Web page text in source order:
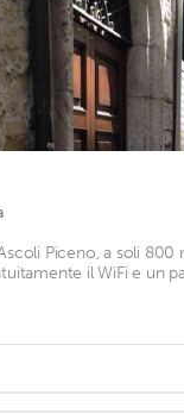
Piceno, a soli 800
il WiFi e un